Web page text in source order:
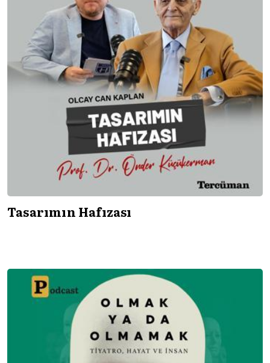
Tasarımın Hafızası